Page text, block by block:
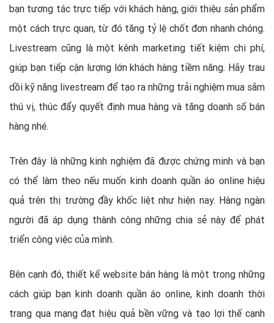
bạn tương tác trực tiếp với khách hàng, giới thiệu sản phẩm
một cách trực quan, từ đó tăng tỷ lệ chốt đơn nhanh chóng.
Livestream cũng là một kênh marketing tiết kiệm chi phí,
giúp bạn tiếp cận lượng lớn khách hàng tiềm năng. Hãy trau
dồi kỹ năng livestream để tạo ra những trải nghiệm mua sắm
thú vị, thúc đẩy quyết định mua hàng và tăng doanh số bán
hàng nhé.
Trên đây là những kinh nghiệm đã được chứng minh và bạn
có thể làm theo nếu muốn kinh doanh quần áo online hiệu
quả trên thị trường đầy khốc liệt như hiện nay. Hàng ngàn
người đã áp dụng thành công những chia sẻ này để phát
triển công việc của mình.
Bên cạnh đó, thiết kế website bán hàng là một trong những
cách giúp bạn kinh doanh quần áo online, kinh doanh thời
trang qua mạng đạt hiệu quả bền vững và tạo lợi thế cạnh